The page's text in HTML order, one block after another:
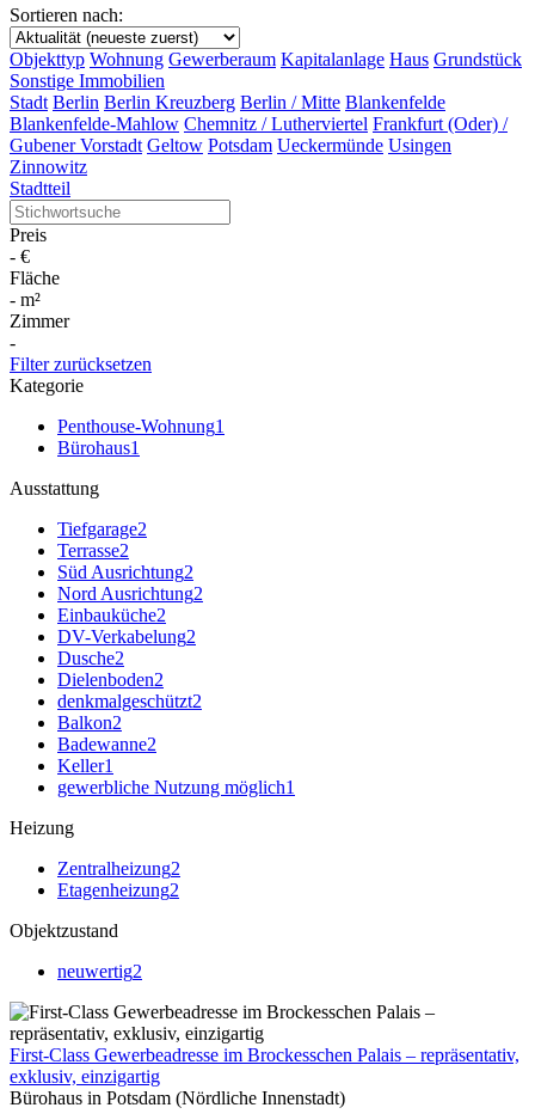
Sortieren nach:
Objekttyp Wohnung Gewerberaum Kapitalanlage Haus Grundstück
Sonstige Immobilien
Stadt Berlin Berlin Kreuzberg Berlin / Mitte Blankenfelde
Blankenfelde-Mahlow Chemnitz / Lutherviertel Frankfurt (Oder) /
Gubener Vorstadt Geltow Potsdam Ueckermünde Usingen
Zinnowitz
Stadtteil
Preis
- €
Fläche
- m²
Zimmer
-
Filter zurücksetzen
Kategorie
Penthouse-Wohnung1
Bürohaus1
Ausstattung
Tiefgarage2
Terrasse2
Süd Ausrichtung2
Nord Ausrichtung2
Einbauküche2
DV-Verkabelung2
Dusche2
Dielenboden2
denkmalgeschützt2
Balkon2
Badewanne2
Keller1
gewerbliche Nutzung möglich1
Heizung
Zentralheizung2
Etagenheizung2
Objektzustand
neuwertig2
First-Class Gewerbeadresse im Brockesschen Palais – repräsentativ,
exklusiv, einzigartig
Bürohaus in Potsdam (Nördliche Innenstadt)